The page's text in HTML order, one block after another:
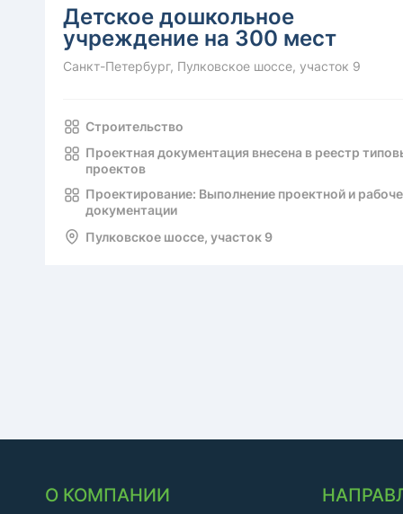
Детское дошкольное
учреждение на 300 мест
Санкт-Петербург, Пулковское шоссе, участок 9
Строительство
Проектная документация внесена в реестр
проектов
Проектирование: Выполнение проектной и
документации
Пулковское шоссе, участок 9
О КОМПАНИИ